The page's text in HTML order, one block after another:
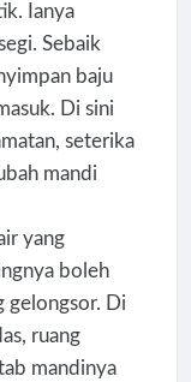
Ianya
Sebaik
baju
Di sini
seterika
mandi
yang
boleh
gelongsor. Di
ruang
mandinya